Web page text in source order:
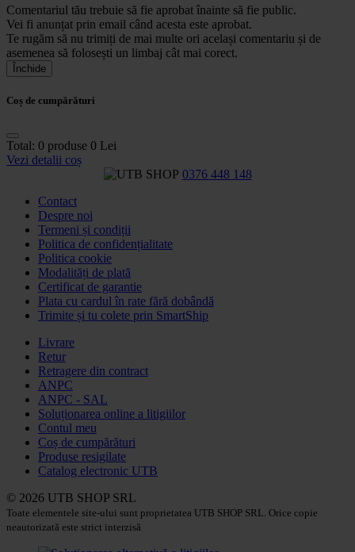
Comentariul tău trebuie să fie aprobat înainte să fie public.
Vei fi anunțat prin email când acesta este aprobat.
Te rugăm să nu trimiți de mai multe ori același comentariu și de
asemenea să folosești un limbaj cât mai corect.
Închide
Coș de cumpărături
Total: 0 produse 0 Lei
Vezi detalii coș
0376 448 148
Contact
Despre noi
Termeni și condiții
Politica de confidențialitate
Politica cookie
Modalități de plată
Certificat de garantie
Plata cu cardul în rate fără dobândă
Trimite și tu colete prin SmartShip
Livrare
Retur
Retragere din contract
ANPC
ANPC - SAL
Soluționarea online a litigiilor
Contul meu
Coș de cumpărături
Produse resigilate
Catalog electronic UTB
© 2026 UTB SHOP SRL
Toate elementele site-ului sunt proprietatea UTB SHOP SRL. Orice copie
neautorizată este strict interzisă